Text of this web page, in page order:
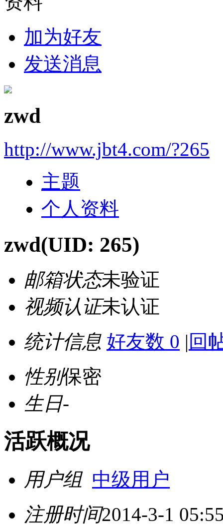
加为好友
发送消息
zwd
http://www.jbt4.com/?265
主题
个人资料
zwd(UID: 265)
邮箱状态未验证
视频认证未认证
统计信息 好友数 0 | 回
性别保密
生日-
活跃概况
用户组 中级用户
注册时间2014-3-1